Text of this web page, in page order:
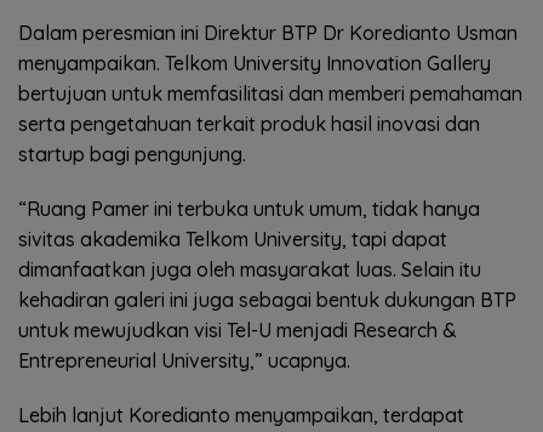
Dalam peresmian ini Direktur BTP Dr Koredianto Usman
menyampaikan. Telkom University Innovation Gallery
bertujuan untuk memfasilitasi dan memberi pemahaman
serta pengetahuan terkait produk hasil inovasi dan
startup bagi pengunjung.
“Ruang Pamer ini terbuka untuk umum, tidak hanya
sivitas akademika Telkom University, tapi dapat
dimanfaatkan juga oleh masyarakat luas. Selain itu
kehadiran galeri ini juga sebagai bentuk dukungan BTP
untuk mewujudkan visi Tel-U menjadi Research &
Entrepreneurial University,” ucapnya.
Lebih lanjut Koredianto menyampaikan, terdapat